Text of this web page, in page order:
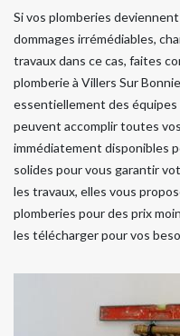
Si vos plomberies
dommages irrémédiables,
travaux dans ce cas, faites
plomberie à Villers Sur
essentiellement des équipes
peuvent accomplir toutes
immédiatement disponibles
solides pour vous garantir
les travaux, elles vous
plomberies pour des prix
les télécharger pour vos